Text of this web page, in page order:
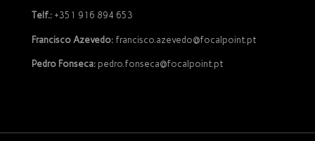
Telf.:+351 916 894 653
Francisco Azevedo:francisco.azevedo@focalpoint.pt
Pedro Fonseca:pedro.fonseca@focalpoint.pt